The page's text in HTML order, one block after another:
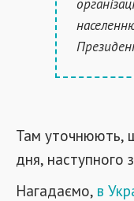
Там уточнюють,
дня, наступного
Нагадаємо, в